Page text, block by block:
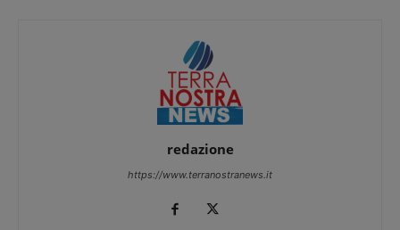
redazione
https://www.terranostranews.it